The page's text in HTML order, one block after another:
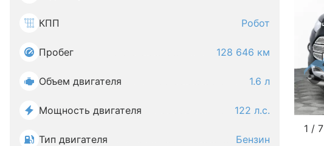
КПП Робот
Пробег 128 646 км
Объем двигателя 1.6 л
Мощность двигателя 122 л.с.
Тип двигателя Бензин
1 / 7